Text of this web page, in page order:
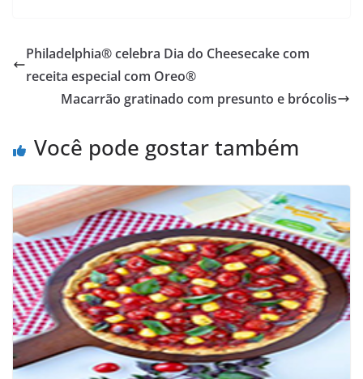
Philadelphia® celebra Dia do Cheesecake com
receita especial com Oreo®
Macarrão gratinado com presunto e brócolis
Você pode gostar também